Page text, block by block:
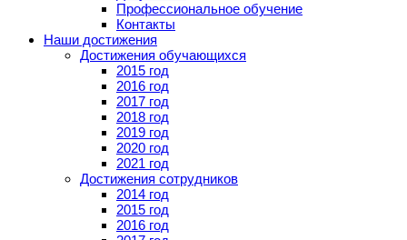
Профессиональное обучение
Контакты
Наши достижения
Достижения обучающихся
2015 год
2016 год
2017 год
2018 год
2019 год
2020 год
2021 год
Достижения сотрудников
2014 год
2015 год
2016 год